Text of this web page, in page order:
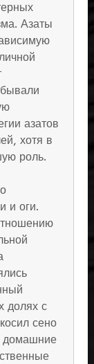
Азаты
азатов
хотя в
роль.
и оги.
долях с
сено
домашние